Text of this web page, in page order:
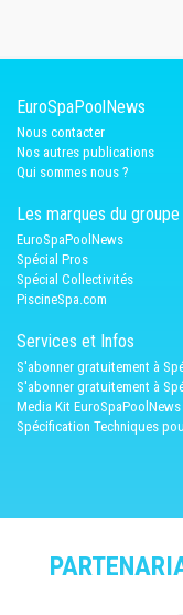
EuroSpaPoolNews
Nous contacter
Nos autres publications
Qui sommes nous ?
Les marques du groupe
EuroSpaPoolNews
Spécial Pros
Spécial Collectivités
PiscineSpa.com
Services et Infos
S'abonner gratuitement à
S'abonner gratuitement à
Media Kit EuroSpaPoolNews
Spécification Techniques